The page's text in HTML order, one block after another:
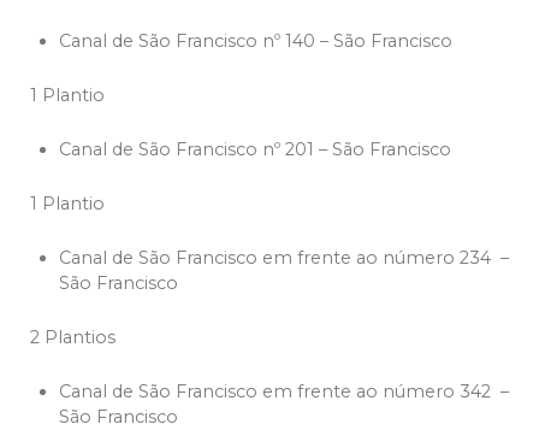
Canal de São Francisco nº 140 – São Francisco
1 Plantio
Canal de São Francisco nº 201 – São Francisco
1 Plantio
Canal de São Francisco em frente ao número 234 –
São Francisco
2 Plantios
Canal de São Francisco em frente ao número 342 –
São Francisco